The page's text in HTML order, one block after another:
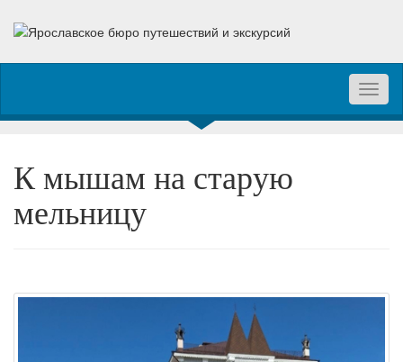
К мышам на старую
мельницу